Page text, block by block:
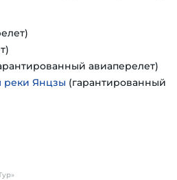
авиаперелет)
реки Янцзы (гарантированный